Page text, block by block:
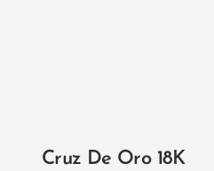
Cruz De Oro 18K